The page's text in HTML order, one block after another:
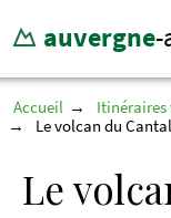
auvergne-
Accueil Itinéraires
Le volcan du
Le